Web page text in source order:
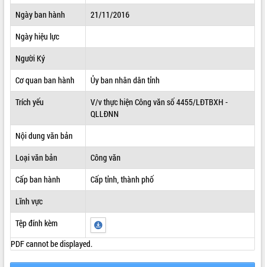
SỞ, BAN, NGÀNH
THÔNG TIN CHỈ ĐẠO ĐIỀU HÀNH
HỆ THỐNG VĂN BẢN
VĂN BẢN HĐND TỈNH
ĐIỂM TIN VĂN BẢN
Ngày ban hành
21/11/2016
Ngày hiệu lực
Người Ký
Cơ quan ban hành
Ủy ban nhân dân tỉnh
Trích yếu
V/v thực hiện Công văn số 4455/LĐTBXH -
QLLĐNN
Nội dung văn bản
Loại văn bản
Công văn
Cấp ban hành
Cấp tỉnh, thành phố
Lĩnh vực
Tệp đính kèm
PDF cannot be displayed.